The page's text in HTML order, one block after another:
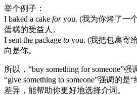
举个例子：
I baked a cake foryou. (我为你烤了一
蛋糕的受益人。
I sent the package to you. (我把包裹寄
向是你。
所以，“buy something for someone”
“give something to someone”强调的
差异，能帮助你更好地选择介词。